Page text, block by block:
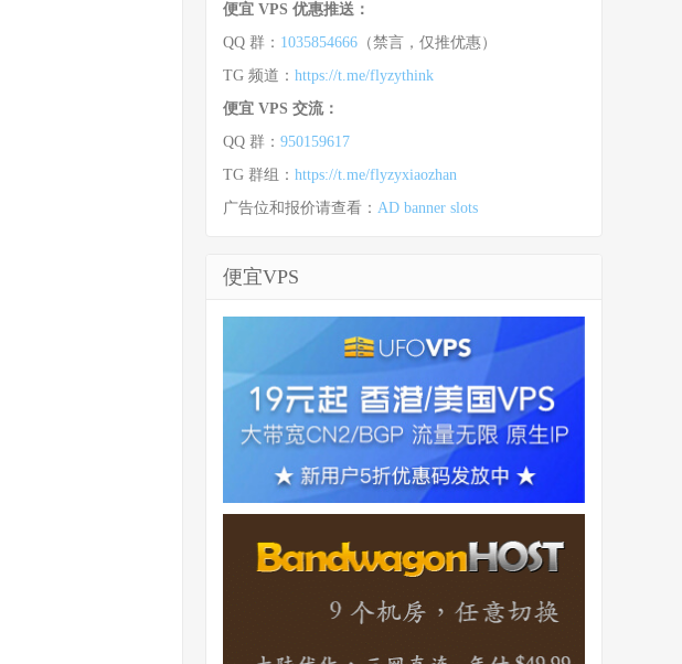
便宜 VPS 优惠推送：
QQ 群： 1035854666 （禁言，仅推优惠）
TG 频道： https://t.me/flyzythink
便宜 VPS 交流：
QQ 群： 950159617
TG 群组： https://t.me/flyzyxiaozhan
广告位和报价请查看： AD banner slots
便宜VPS